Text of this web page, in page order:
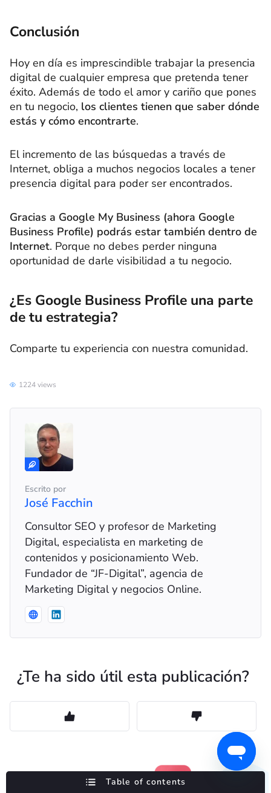
Conclusión
Hoy en día es imprescindible trabajar la presencia
digital de cualquier empresa que pretenda tener
éxito. Además de todo el amor y cariño que pones
en tu negocio, los clientes tienen que saber dónde
estás y cómo encontrarte.
El incremento de las búsquedas a través de
Internet, obliga a muchos negocios locales a tener
presencia digital para poder ser encontrados.
Gracias a Google My Business (ahora Google
Business Profile) podrás estar también dentro de
Internet. Porque no debes perder ninguna
oportunidad de darle visibilidad a tu negocio.
¿Es Google Business Profile una parte
de tu estrategia?
Comparte tu experiencia con nuestra comunidad.
1224 views
Escrito por
José Facchin
Consultor SEO y profesor de Marketing
Digital, especialista en marketing de
contenidos y posicionamiento Web.
Fundador de “JF-Digital”, agencia de
Marketing Digital y negocios Online.
¿Te ha sido útil esta publicación?
Table of contents